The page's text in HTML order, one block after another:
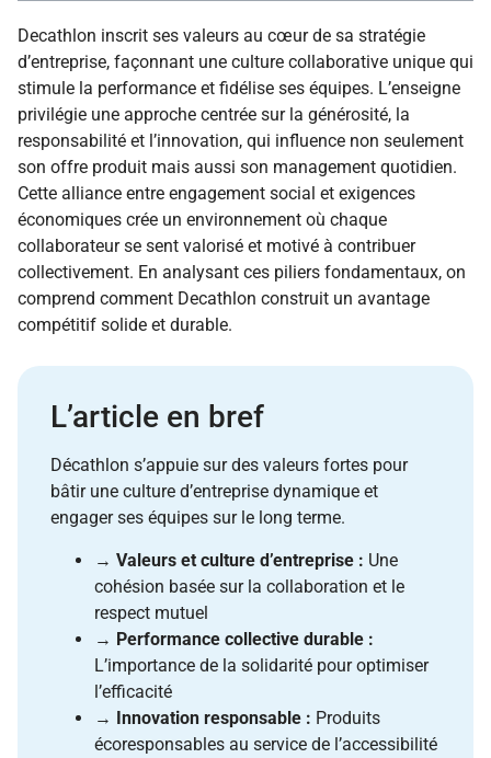
Decathlon inscrit ses valeurs au cœur de sa stratégie
d’entreprise, façonnant une culture collaborative unique qui
stimule la performance et fidélise ses équipes. L’enseigne
privilégie une approche centrée sur la générosité, la
responsabilité et l’innovation, qui influence non seulement
son offre produit mais aussi son management quotidien.
Cette alliance entre engagement social et exigences
économiques crée un environnement où chaque
collaborateur se sent valorisé et motivé à contribuer
collectivement. En analysant ces piliers fondamentaux, on
comprend comment Decathlon construit un avantage
compétitif solide et durable.
L’article en bref
Décathlon s’appuie sur des valeurs fortes pour
bâtir une culture d’entreprise dynamique et
engager ses équipes sur le long terme.
→ Valeurs et culture d’entreprise : Une
cohésion basée sur la collaboration et le
respect mutuel
→ Performance collective durable :
L’importance de la solidarité pour optimiser
l’efficacité
→ Innovation responsable : Produits
écoresponsables au service de l’accessibilité